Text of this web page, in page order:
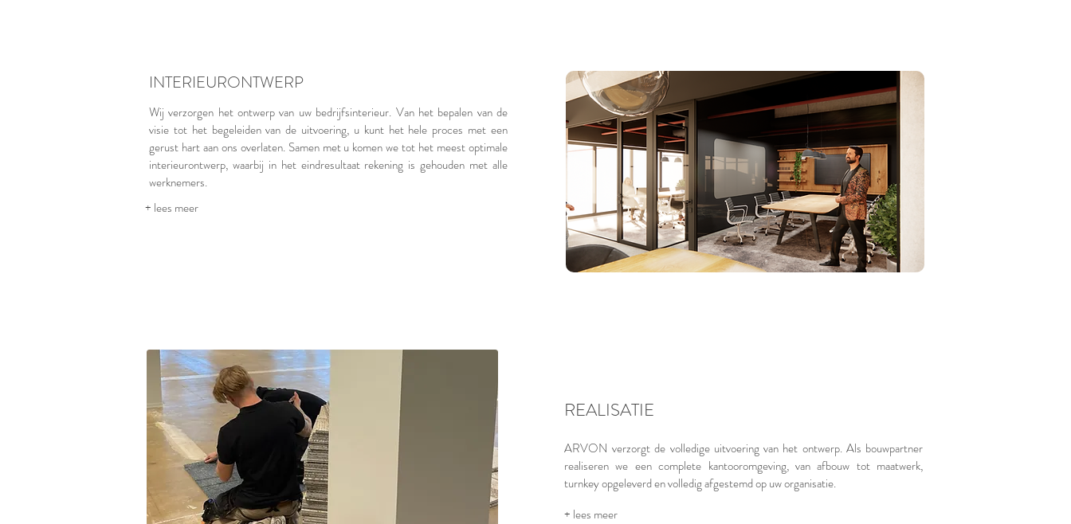
INTERIEURONTWERP
Wij verzorgen het ontwerp van uw bedrijfsinterieur. Van het bepalen van de
visie tot het begeleiden van de uitvoering, u kunt het hele proces met een
gerust hart aan ons overlaten. Samen met u komen we tot het meest optimale
interieurontwerp, waarbij in het eindresultaat rekening is gehouden met alle
werknemers.
+ lees meer
REALISATIE
ARVON verzorgt de volledige uitvoering van het ontwerp. Als bouwpartner
realiseren we een complete kantooromgeving, van afbouw tot maatwerk,
turnkey opgeleverd en volledig afgestemd op uw organisatie.
+ lees meer